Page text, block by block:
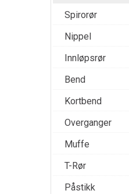
Spirorør
Nippel
Innløpsrør
Bend
Kortbend
Overganger
Muffe
T-Rør
Påstikk